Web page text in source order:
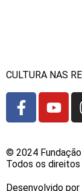
CULTURA NAS
© 2024 Fundação
Todos os direitos
Desenvolvido